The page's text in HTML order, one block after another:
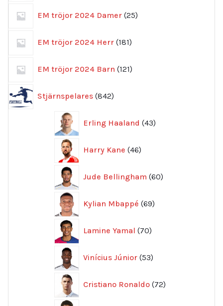
EM tröjor 2024 Damer 25
produkter
EM tröjor 2024 Herr 181
produkter
EM tröjor 2024 Barn 121
produkter
Stjärnspelares 842
produkter
Erling Haaland 43
produkter
Harry Kane 46
produkter
Jude Bellingham 60
produkter
Kylian Mbappé 69
produkter
Lamine Yamal 70
produkter
Vinícius Júnior 53
produkter
Cristiano Ronaldo 72
produkter